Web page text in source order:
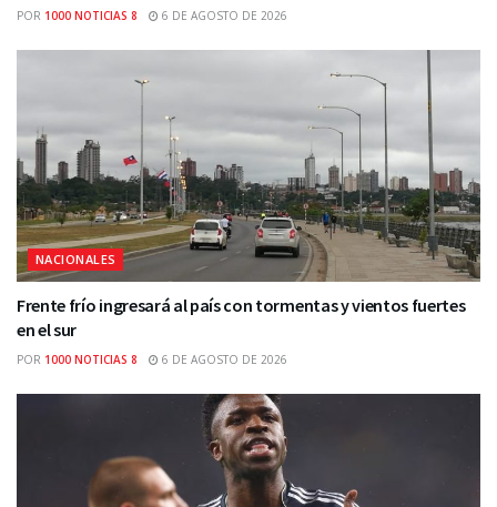
POR 1000 NOTICIAS 8 6 DE AGOSTO DE 2026
NACIONALES
Frente frío ingresará al país con tormentas y vientos fuertes
en el sur
POR 1000 NOTICIAS 8 6 DE AGOSTO DE 2026